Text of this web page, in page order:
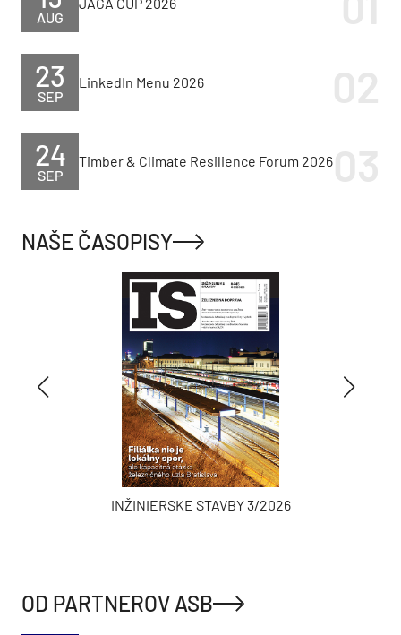
AUG
SEP
23 LinkedIn Menu 2026
SEP
24 Timber & Climate Resilience Forum 2026
NAŠE ČASOPISY
INŽINIERSKE STAVBY 3/2026
OD PARTNEROV ASB